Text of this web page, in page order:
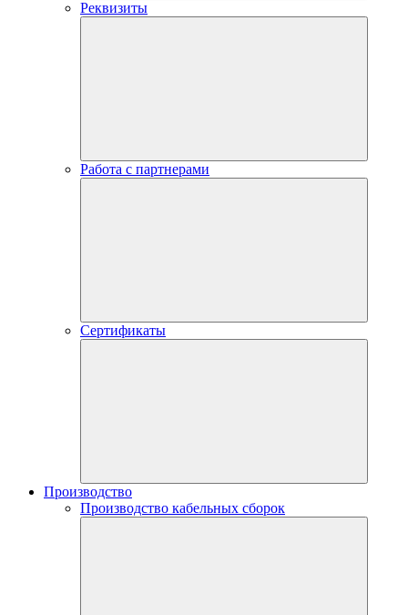
Реквизиты
Работа с партнерами
Сертификаты
Производство
Производство кабельных сборок